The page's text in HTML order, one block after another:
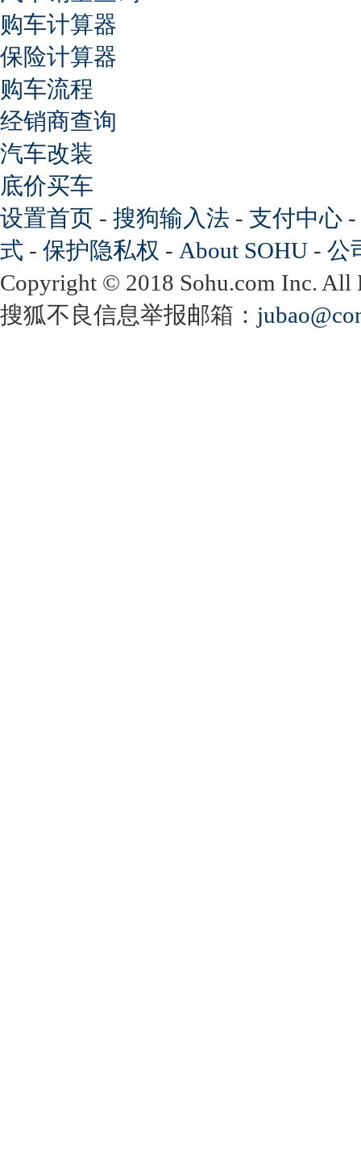
购车计算器
保险计算器
购车流程
经销商查询
汽车改装
底价买车
设置首页 - 搜狗输入法 - 支付中心 -
式 - 保护隐私权 - About SOHU - 公
Copyright © 2018 Sohu.com Inc.
搜狐不良信息举报邮箱：